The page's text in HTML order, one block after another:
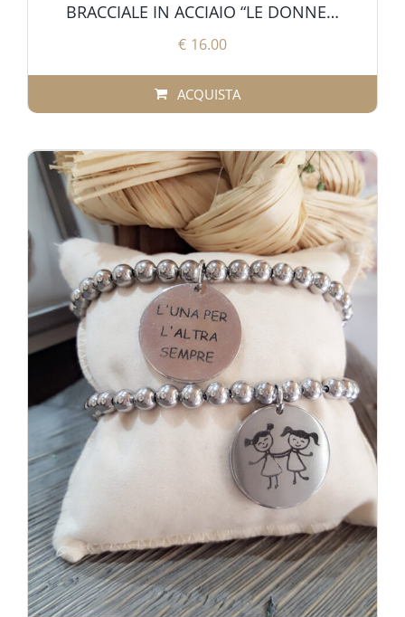
BRACCIALE IN ACCIAIO “LE DONNE…
€ 16.00
ACQUISTA